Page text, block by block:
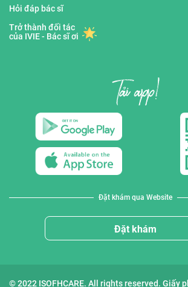
Hỏi đáp bác sĩ
Trở thành đối tác
của IVIE - Bác sĩ ơi
Đặt khám qua Website
Đặt khám
© 2022 ISOFHCARE. All rights reserved. Giấy